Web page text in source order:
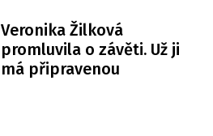
Veronika Žilková
promluvila o závěti. Už ji
má připravenou